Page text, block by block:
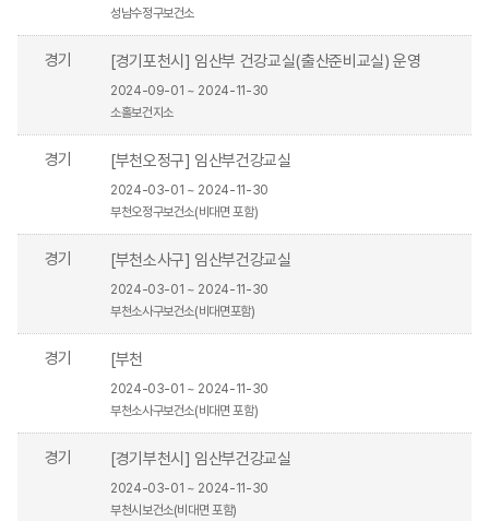
성남수정구보건소
경기 [경기포천시] 임산부 건강교실(출산준비교실) 운영
2024-09-01 ~ 2024-11-30
소홀보건지소
경기 [부천오정구] 임산부건강교실
2024-03-01 ~ 2024-11-30
부천오정구보건소(비대면 포함)
경기 [부천소사구] 임산부건강교실
2024-03-01 ~ 2024-11-30
부천소사구보건소(비대면포함)
경기 [부천
2024-03-01 ~ 2024-11-30
부천소사구보건소(비대면 포함)
경기 [경기부천시] 임산부건강교실
2024-03-01 ~ 2024-11-30
부천시보건소(비대면 포함)